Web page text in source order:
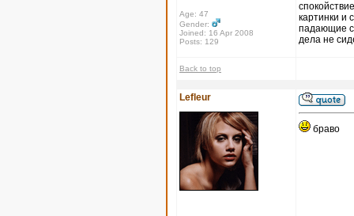
Age: 47
Gender:
Joined: 16 Apr 2008
Posts: 129
картинки и
падающие
дела не
Back to top
Lefleur
браво